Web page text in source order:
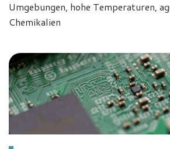
Umgebungen, hohe Temperaturen,
Chemikalien